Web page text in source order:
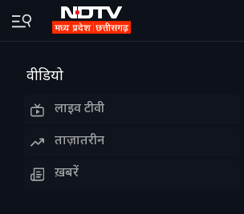
वीडियो
लाइव टीवी
ताज़ातरीन
ख़बरें